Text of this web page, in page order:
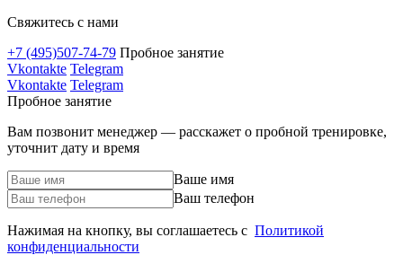
Свяжитесь с нами
+7 (495)507-74-79 Пробное занятие
Vkontakte Telegram
Vkontakte Telegram
Пробное занятие
Вам позвонит менеджер — расскажет о пробной тренировке,
уточнит дату и время
Ваше имя
Ваш телефон
Нажимая на кнопку, вы соглашаетесь с Политикой
конфиденциальности